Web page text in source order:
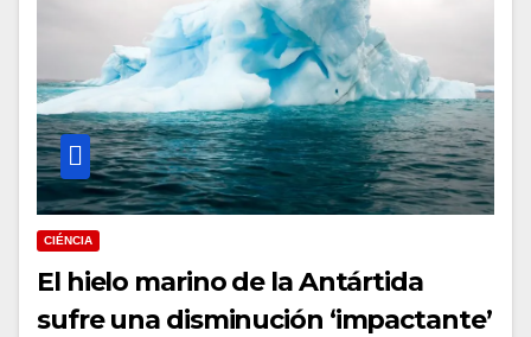
CIÉNCIA
El hielo marino de la Antártida
sufre una disminución ‘impactante’